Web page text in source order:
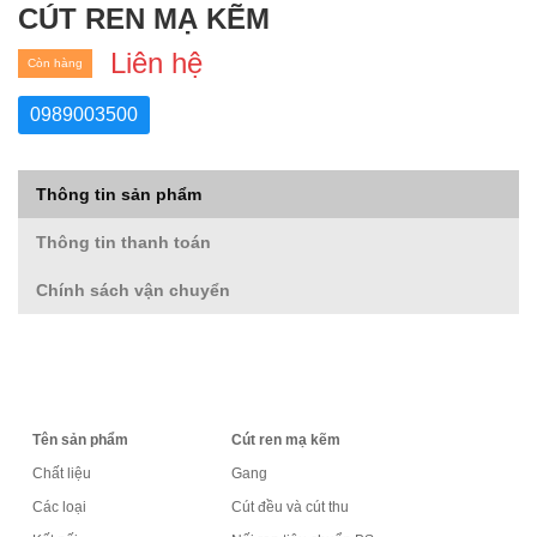
CÚT REN MẠ KẼM
Liên hệ
Còn hàng
0989003500
Thông tin sản phẩm
Thông tin thanh toán
Chính sách vận chuyển
Tên sản phẩm
Cút ren mạ kẽm
Chất liệu
Gang
Các loại
Cút đều và cút thu